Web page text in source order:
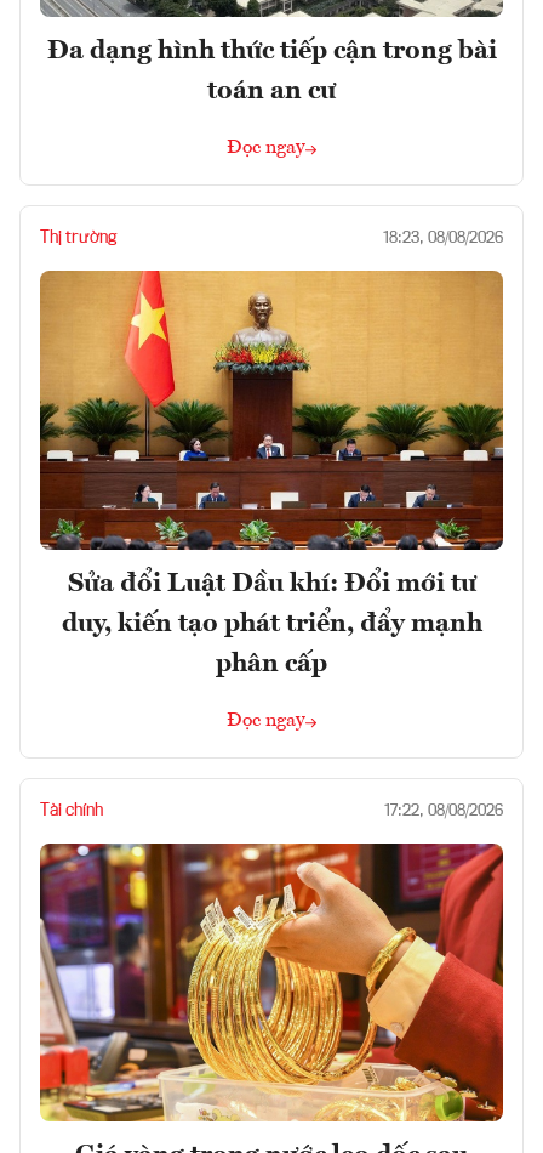
Đa dạng hình thức tiếp cận trong bài
toán an cư
Đọc ngay
Thị trường 18:23, 08/08/2026
Sửa đổi Luật Dầu khí: Đổi mới tư
duy, kiến tạo phát triển, đẩy mạnh
phân cấp
Đọc ngay
Tài chính 17:22, 08/08/2026